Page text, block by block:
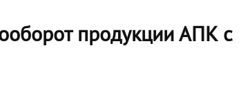
продукции АПК